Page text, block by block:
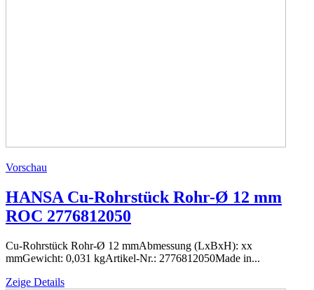
Vorschau
HANSA Cu-Rohrstück Rohr-Ø 12 mm
ROC 2776812050
Cu-Rohrstück Rohr-Ø 12 mmAbmessung (LxBxH): xx
mmGewicht: 0,031 kgArtikel-Nr.: 2776812050Made in...
Zeige Details